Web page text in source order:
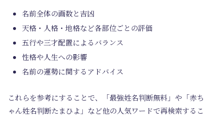
名前全体の画数と吉凶
天格・人格・地格など各部位ごとの評価
五行や三才配置によるバランス
性格や人生への影響
名前の運勢に関するアドバイス
これらを参考にすることで、「最強姓名判断無料」や「赤ち
ゃん姓名判断たまひよ」など他の人気ワードで再検索するこ